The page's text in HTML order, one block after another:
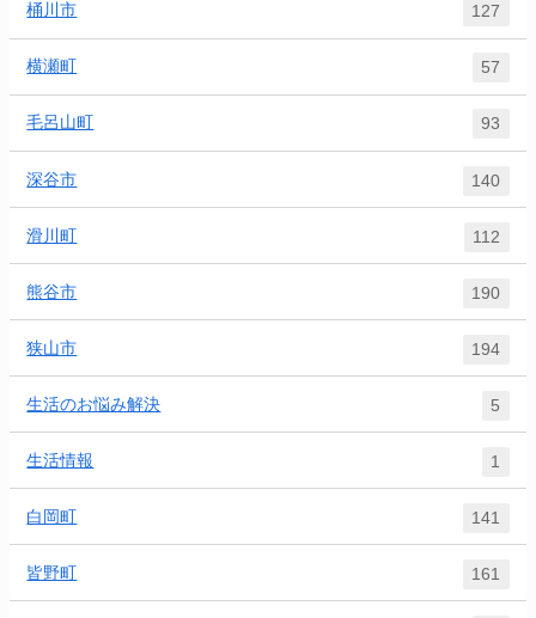
桶川市 127
横瀬町 57
毛呂山町 93
深谷市 140
滑川町 112
熊谷市 190
狭山市 194
生活のお悩み解決 5
生活情報 1
白岡町 141
皆野町 161